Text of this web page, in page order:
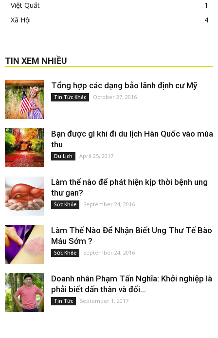
Việt Quất
1
Xã Hội
4
TIN XEM NHIỀU
Tổng hợp các dạng bảo lãnh định cư Mỹ
Tin Tức Khác October 27, 2016
Bạn được gì khi đi du lịch Hàn Quốc vào mùa
thu
Du Lịch April 25, 2017
Làm thế nào để phát hiện kịp thời bệnh ung
thư gan?
Sức Khỏe September 24, 2016
Làm Thế Nào Để Nhận Biết Ung Thư Tế Bào
Máu Sớm ?
Sức Khỏe September 24, 2016
Doanh nhân Phạm Tấn Nghĩa: Khởi nghiệp là
phải biết dấn thân và đối...
Tin Tức September 1, 2017